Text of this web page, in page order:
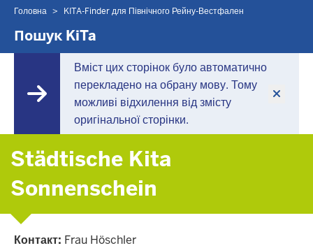
Ви
знаходитесь
Головна KITA-Finder для Північного Рейну-Вестфален
Пошук KiTa
Вміст цих сторінок було автоматично
перекладено на обрану мову. Тому
можливі відхилення від змісту
оригінальної сторінки.
Städtische Kita
Sonnenschein
Контакт: Frau Höschler